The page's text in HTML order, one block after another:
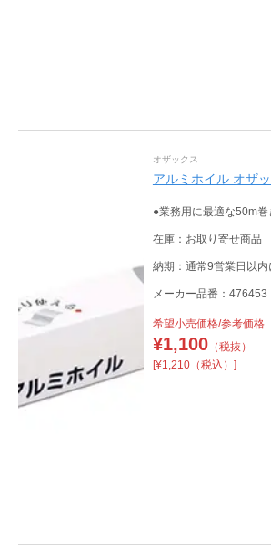
オザックス
アルミホイル オザ
●業務用に最適な50m巻
在庫：お取り寄せ商品
納期：通常9営業日以内
メーカー品番：476453
希望小売価格/参考価格
¥1,100（税抜）
[¥1,210（税込）]